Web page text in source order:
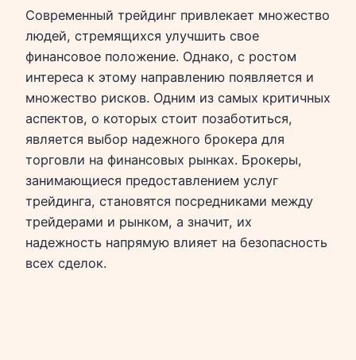
Современный трейдинг привлекает множество
людей, стремящихся улучшить свое
финансовое положение. Однако, с ростом
интереса к этому направлению появляется и
множество рисков. Одним из самых критичных
аспектов, о которых стоит позаботиться,
является выбор надежного брокера для
торговли на финансовых рынках. Брокеры,
занимающиеся предоставлением услуг
трейдинга, становятся посредниками между
трейдерами и рынком, а значит, их
надежность напрямую влияет на безопасность
всех сделок.